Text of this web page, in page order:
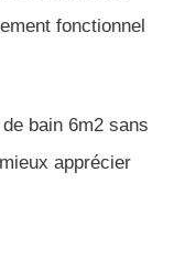
fonctionnel
bain 6m2 sans
apprécier